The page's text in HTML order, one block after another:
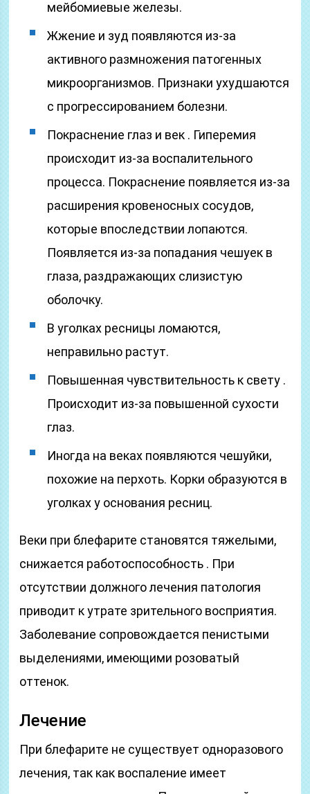
мейбомиевые железы.
Жжение и зуд появляются из-за
активного размножения патогенных
микроорганизмов. Признаки ухудшаются
с прогрессированием болезни.
Покраснение глаз и век . Гиперемия
происходит из-за воспалительного
процесса. Покраснение появляется из-за
расширения кровеносных сосудов,
которые впоследствии лопаются.
Появляется из-за попадания чешуек в
глаза, раздражающих слизистую
оболочку.
В уголках ресницы ломаются,
неправильно растут.
Повышенная чувствительность к свету .
Происходит из-за повышенной сухости
глаз.
Иногда на веках появляются чешуйки,
похожие на перхоть. Корки образуются в
уголках у основания ресниц.
Веки при блефарите становятся тяжелыми,
снижается работоспособность . При
отсутствии должного лечения патология
приводит к утрате зрительного восприятия.
Заболевание сопровождается пенистыми
выделениями, имеющими розоватый
оттенок.
Лечение
При блефарите не существует одноразового
лечения, так как воспаление имеет